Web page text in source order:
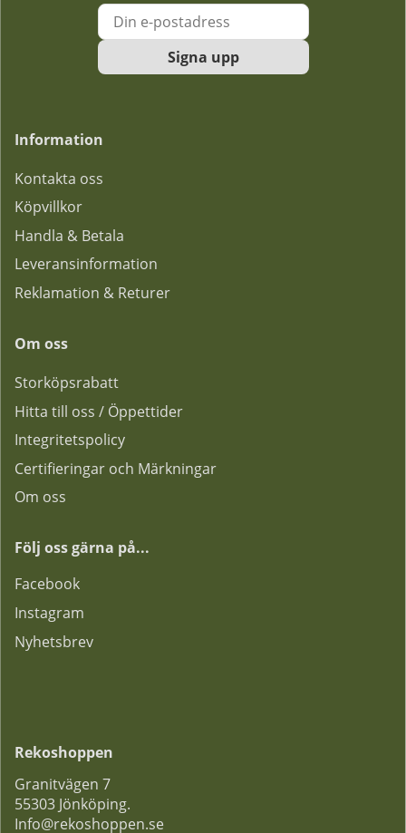
Signa upp
Information
Kontakta oss
Köpvillkor
Handla & Betala
Leveransinformation
Reklamation & Returer
Om oss
Storköpsrabatt
Hitta till oss / Öppettider
Integritetspolicy
Certifieringar och Märkningar
Om oss
Följ oss gärna på...
Facebook
Instagram
Nyhetsbrev
Rekoshoppen
Granitvägen 7
55303 Jönköping.
Info@rekoshoppen.se